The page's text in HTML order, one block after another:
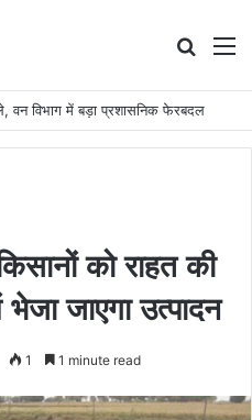
Search
वन विभाग में बड़ा प्रशासनिक फेरबदल
को राहत की
भेजा जाएगा उत्पादन
1 1 minute read